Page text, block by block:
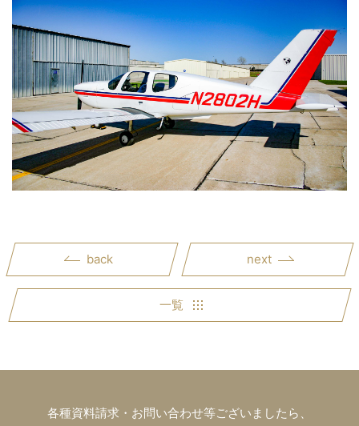
back next
一覧
各種資料請求・お問い合わせ等ございましたら、